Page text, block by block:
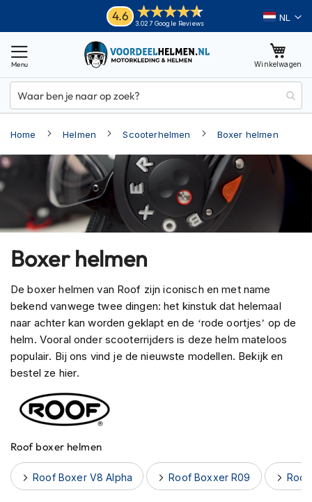
4.6
3.027 Google Reviews
Ga
naar
inhoud
Taal
Winkelwagen
M
o
t
o
h
l
e
v
n
t
r
e
h
e
m
e
B
u
e
t
o
o
Home Helmen Scooterhelmen Boxer helmen
Boxer helmen
De boxer helmen van Roof zijn iconisch en met name
bekend vanwege twee dingen: het kinstuk dat helemaal
naar achter kan worden geklapt en de ‘rode oortjes’ op de
helm. Vooral onder scooterrijders is deze helm mateloos
populair. Bij ons vind je de nieuwste modellen. Bekijk en
bestel ze hier.
Roof boxer helmen
Roof Boxer V8 Alpha Roof Boxxer R09 Roof